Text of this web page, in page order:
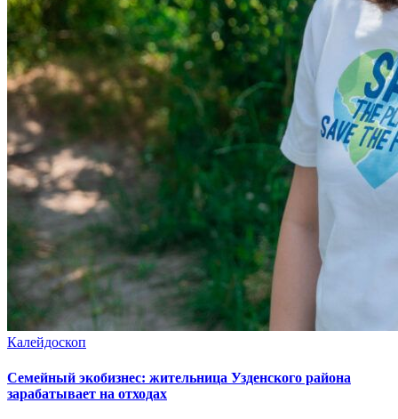
Калейдоскоп
Семейный экобизнес: жительница Узденского района
зарабатывает на отходах